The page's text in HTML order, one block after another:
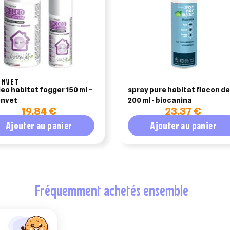
habitat fogger 150 ml –
19,84 €
Ajouter au panier
spray pure habitat flacon de
200 ml - biocanina
23,37 €
Ajouter au panier
fréquemment achetés ensemble